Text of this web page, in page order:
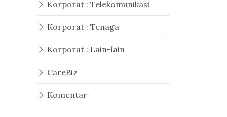
Korporat : Telekomunikasi
Korporat : Tenaga
Korporat : Lain-lain
CareBiz
Komentar